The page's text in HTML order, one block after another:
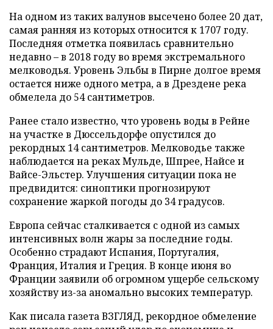
На одном из таких валунов высечено более 20 дат,
самая ранняя из которых относится к 1707 году.
Последняя отметка появилась сравнительно
недавно – в 2018 году во время экстремального
мелководья. Уровень Эльбы в Пирне долгое время
остается ниже одного метра, а в Дрездене река
обмелела до 54 сантиметров.
Ранее стало известно, что уровень воды в Рейне
на участке в Дюссельдорфе опустился до
рекордных 14 сантиметров. Мелководье также
наблюдается на реках Мульде, Шпрее, Найсе и
Вайсе-Эльстер. Улучшения ситуации пока не
предвидится: синоптики прогнозируют
сохранение жаркой погоды до 34 градусов.
Европа сейчас сталкивается с одной из самых
интенсивных волн жары за последние годы.
Особенно страдают Испания, Португалия,
Франция, Италия и Греция. В конце июня во
Франции заявили об огромном ущербе сельскому
хозяйству из-за аномально высоких температур.
Как писала газета ВЗГЛЯД, рекордное обмеление